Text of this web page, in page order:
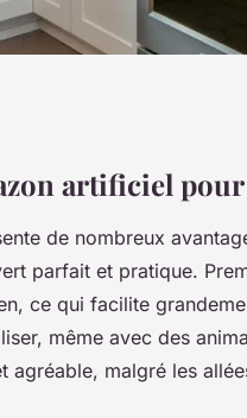
:
pour
artificiel
de nombreux
parfait et pratique.
ce qui facilite
même avec des
agréable, malgré les